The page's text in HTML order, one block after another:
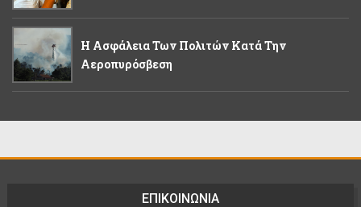
Η Ασφάλεια Των Πολιτών Κατά Την
Αεροπυρόσβεση
ΕΠΙΚΟΙΝΩΝΙΑ